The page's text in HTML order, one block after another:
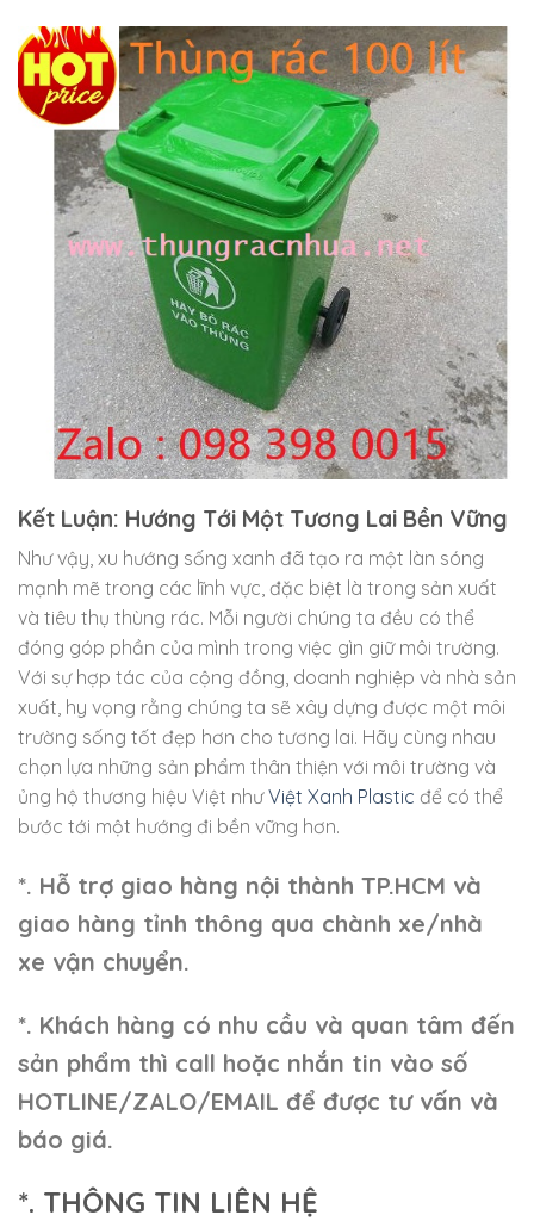
Kết Luận: Hướng Tới Một Tương Lai Bền Vững
Như vậy, xu hướng sống xanh đã tạo ra một làn sóng
mạnh mẽ trong các lĩnh vực, đặc biệt là trong sản xuất
và tiêu thụ thùng rác. Mỗi người chúng ta đều có thể
đóng góp phần của mình trong việc gìn giữ môi trường.
Với sự hợp tác của cộng đồng, doanh nghiệp và nhà sản
xuất, hy vọng rằng chúng ta sẽ xây dựng được một môi
trường sống tốt đẹp hơn cho tương lai. Hãy cùng nhau
chọn lựa những sản phẩm thân thiện với môi trường và
ủng hộ thương hiệu Việt nhưViệt Xanh Plastic để có thể
bước tới một hướng đi bền vững hơn.
*. Hỗ trợ giao hàng nội thành TP.HCM và
giao hàng tỉnh thông qua chành xe/nhà
xe vận chuyển.
*. Khách hàng có nhu cầu và quan tâm đến
sản phẩm thì call hoặc nhắn tin vào số
HOTLINE/ZALO/EMAIL để được tư vấn và
báo giá.
*. THÔNG TIN LIÊN HỆ